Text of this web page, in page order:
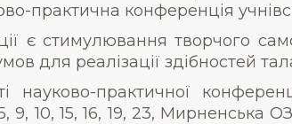
практична конференція
є стимулювання творчого
для реалізації здібностей
науково-практичної
10, 15, 16, 19, 23, Мирненська ОЗ